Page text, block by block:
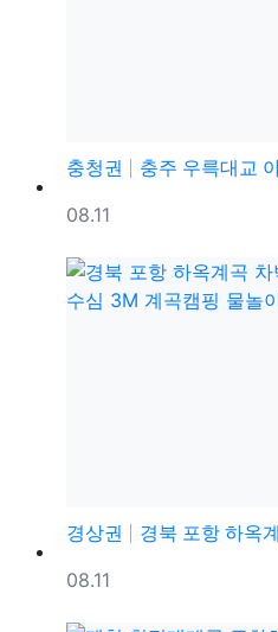
충청권
충주 우륵대교 야경이
등록일
08.11
경상권
경북 포항 하옥계
등록일
08.11